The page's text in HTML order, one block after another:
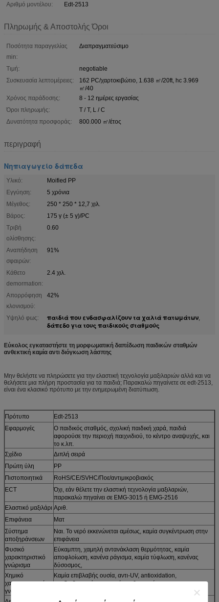
Αριθμό μοντέλου:
Edt-2513
Πληρωμής & Αποστολής Όροι
Ποσότητα παραγγελίας
min:
Διαπραγματεύσιμο
Τιμή:
negotiable
Συσκευασία λεπτομέρειες:
162 PC/χαρτοκιβώτιο, 1.638 ㎡/20ft, hc 3.969
㎡/40
Χρόνος παράδοσης:
8 - 12 ημέρες εργασίας
Όροι πληρωμής:
T / T, L / C
Δυνατότητα προσφοράς:
800.000 ㎡/έτος
περιγραφή
Νηπιαγωγείο δάπεδα
Υλικό:
Moified PP
Εγγύηση:
5 χρόνια
Μέγεθος:
250 * 250 * 12,7 χιλ.
Βάρος:
175 γ (± 5 γ)/PC
Τριβή
ολίσθησης:
0.60
Αναπήδηση
σφαιρών:
91%
Κάθετο
demormation:
2.4 χιλ.
Απορρόφηση
κλονισμού:
42%
Υψηλό φως: παιδιά που ενδασφαλίζουν τα χαλιά πατωμάτων,
δάπεδο για τους παιδικούς σταθμούς
Εύκολος εγκαταστήστε τη μορφωματική δαπέδωση παιδικών σταθμών
ανθεκτική καμία αντι διόγκωση λάσπης
Μην θελήστε να πληρώσετε για την ελαστική τεχνολογία μαξιλαριών αλλά και να
θελήσετε μια πλήρη προστασία για τα παιδιά; Παρακαλώ πηγαίνετε σε edt-2513,
είναι ένα κλασικό πρότυπο με την ενημερωμένη διατύπωση.
Πρότυπο
Edt-2513
Εφαρμογές
Ο παιδικός σταθμός, σχολική παιδική χαρά, παιδιά
αφορούσε την περιοχή παιχνιδιού, το κέντρο αναψυχής, και
το κ.λπ.
Σχέδιο
Διπλή σειρά
Πρώτη ύλη
PP
Πιστοποιητικά
RoHS/CE/SVHC/Ποε/αντιμικροβιακός
ECT
Όχι, εάν θέλετε την ελαστική τεχνολογία μαξιλαριών,
παρακαλώ πηγαίνει σε EMG-3015 ή EMG-2516
Ελαστικό μαξιλάρι Αριθ.
Επιφάνεια
Ματ
Σύστημα
αποξηράνσεων
Ναι. Το νερό εκκενώνεται αμέσως, καμία συγκέντρωση στην
επιφάνεια
Φυσικό
χαρακτηριστικό
γνώρισμα
Εύκαμπτη, χαμηλή αντανάκλαση θερμότητας, καμία
αποφλοίωση, κανένα ράγισμα, καμία τύφλωση, κανένας
δύσοσμος,
Χημικό
χαρακτηριστικό
γνώρισμα
Καμία επιβλαβής ουσία, αντι-UV, antioxidation,
αντιδιαβρωτικό, πυρκαγιά - καθυστερών,